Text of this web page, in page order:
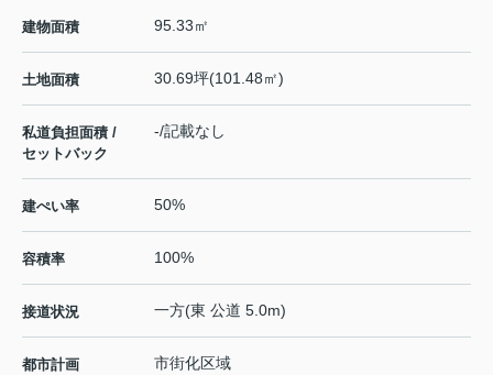
建物面積 95.33㎡
土地面積 30.69坪(101.48㎡)
私道負担面積 /
セットバック
-/記載なし
建ぺい率 50%
容積率 100%
接道状況 一方(東 公道 5.0m)
都市計画 市街化区域